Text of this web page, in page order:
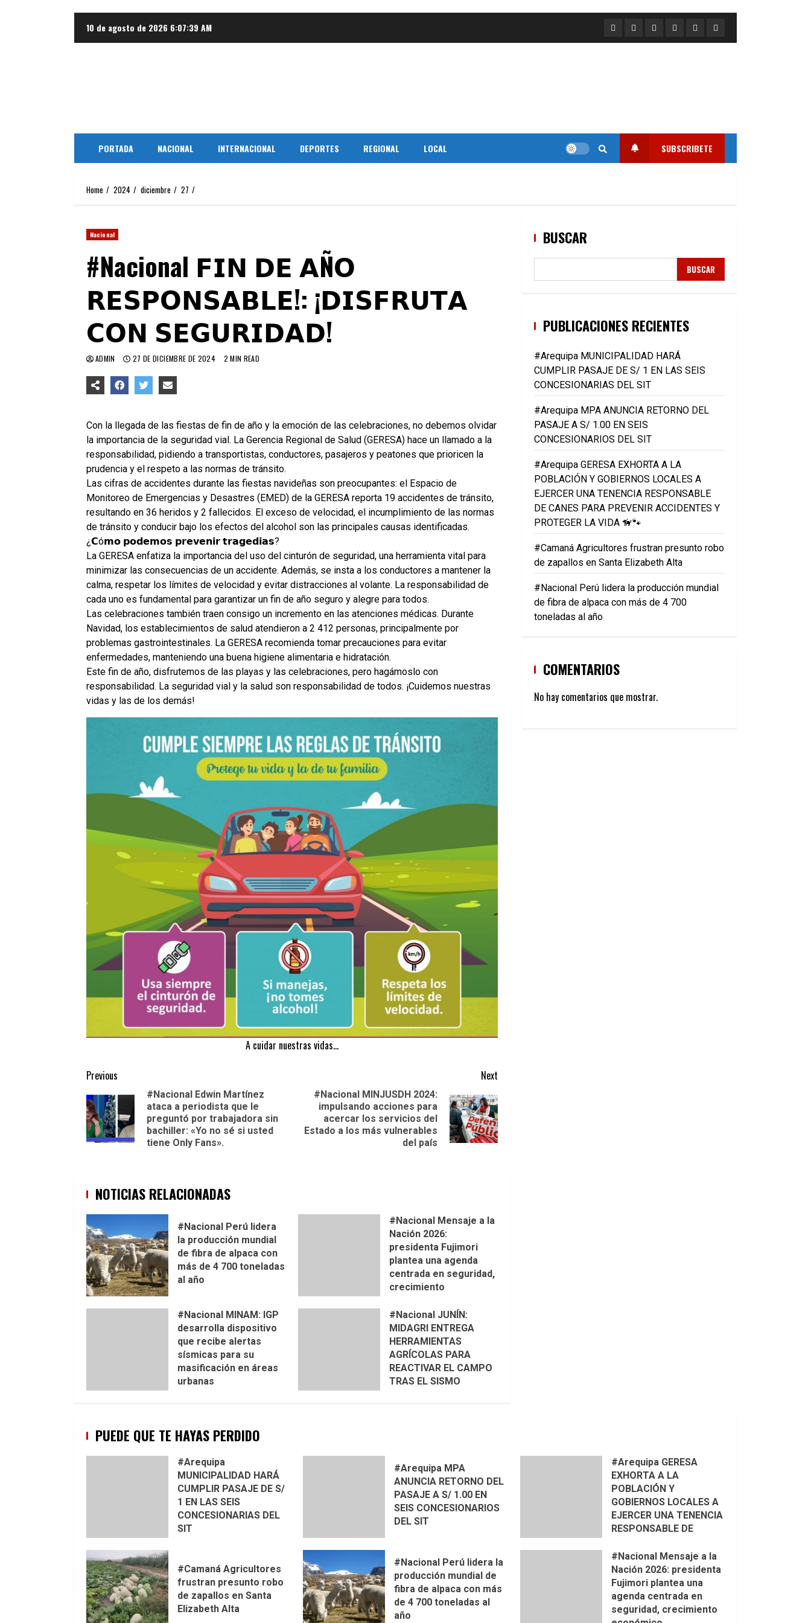
10 de agosto de 2026 6:07:39 AM PortadaNacionalInternacional
DeportesRegional
Local
PORTADA NACIONAL INTERNACIONAL DEPORTES REGIONAL LOCAL SUBSCRIBETE
Home 2024 diciembre 27
Nacional
#Nacional 𝗙𝗜𝗡 𝗗𝗘 𝗔Ñ𝗢
𝗥𝗘𝗦𝗣𝗢𝗡𝗦𝗔𝗕𝗟𝗘!: ¡𝗗𝗜𝗦𝗙𝗥𝗨𝗧𝗔
𝗖𝗢𝗡 𝗦𝗘𝗚𝗨𝗥𝗜𝗗𝗔𝗗!
ADMIN 27 DE DICIEMBRE DE 2024 2 MIN READ
Con la llegada de las fiestas de fin de año y la emoción de las celebraciones, no debemos olvidar
la importancia de la seguridad vial. La Gerencia Regional de Salud (GERESA) hace un llamado a la
responsabilidad, pidiendo a transportistas, conductores, pasajeros y peatones que prioricen la
prudencia y el respeto a las normas de tránsito.
Las cifras de accidentes durante las fiestas navideñas son preocupantes: el Espacio de
Monitoreo de Emergencias y Desastres (EMED) de la GERESA reporta 19 accidentes de tránsito,
resultando en 36 heridos y 2 fallecidos. El exceso de velocidad, el incumplimiento de las normas
de tránsito y conducir bajo los efectos del alcohol son las principales causas identificadas.
¿𝗖ó𝗺𝗼 𝗽𝗼𝗱𝗲𝗺𝗼𝘀 𝗽𝗿𝗲𝘃𝗲𝗻𝗶𝗿 𝘁𝗿𝗮𝗴𝗲𝗱𝗶𝗮𝘀?
La GERESA enfatiza la importancia del uso del cinturón de seguridad, una herramienta vital para
minimizar las consecuencias de un accidente. Además, se insta a los conductores a mantener la
calma, respetar los límites de velocidad y evitar distracciones al volante. La responsabilidad de
cada uno es fundamental para garantizar un fin de año seguro y alegre para todos.
Las celebraciones también traen consigo un incremento en las atenciones médicas. Durante
Navidad, los establecimientos de salud atendieron a 2 412 personas, principalmente por
problemas gastrointestinales. La GERESA recomienda tomar precauciones para evitar
enfermedades, manteniendo una buena higiene alimentaria e hidratación.
Este fin de año, disfrutemos de las playas y las celebraciones, pero hagámoslo con
responsabilidad. La seguridad vial y la salud son responsabilidad de todos. ¡Cuidemos nuestras
vidas y las de los demás!
A cuidar nuestras vidas…
Continue
Reading
Previous
Previous
post:
#Nacional Edwin Martínez
ataca a periodista que le
preguntó por trabajadora sin
bachiller: «Yo no sé si usted
tiene Only Fans».
Next
post:
#Nacional MINJUSDH 2024:
impulsando acciones para
acercar los servicios del
Estado a los más vulnerables
del país
NOTICIAS RELACIONADAS
#Nacional Perú lidera
la producción mundial
de fibra de alpaca con
más de 4 700 toneladas
al año
#Nacional Mensaje a la
Nación 2026:
presidenta Fujimori
plantea una agenda
centrada en seguridad,
crecimiento
modernización del
Estado y respuesta al
fenómeno de El Niño
#Nacional MINAM: IGP
desarrolla dispositivo
que recibe alertas
sísmicas para su
masificación en áreas
urbanas
#Nacional JUNÍN:
MIDAGRI ENTREGA
HERRAMIENTAS
AGRÍCOLAS PARA
REACTIVAR EL CAMPO
TRAS EL SISMO
BUSCAR
BUSCAR
PUBLICACIONES RECIENTES
#Arequipa MUNICIPALIDAD HARÁ
CUMPLIR PASAJE DE S/ 1 EN LAS SEIS
CONCESIONARIAS DEL SIT
#Arequipa MPA ANUNCIA RETORNO DEL
PASAJE A S/ 1.00 EN SEIS
CONCESIONARIOS DEL SIT
#Arequipa GERESA EXHORTA A LA
POBLACIÓN Y GOBIERNOS LOCALES A
EJERCER UNA TENENCIA RESPONSABLE
DE CANES PARA PREVENIR ACCIDENTES Y
PROTEGER LA VIDA 🦮🐾
#Camaná Agricultores frustran presunto robo
de zapallos en Santa Elizabeth Alta
#Nacional Perú lidera la producción mundial
de fibra de alpaca con más de 4 700
toneladas al año
COMENTARIOS
No hay comentarios que mostrar.
PUEDE QUE TE HAYAS PERDIDO
#Arequipa
MUNICIPALIDAD HARÁ
CUMPLIR PASAJE DE S/
1 EN LAS SEIS
CONCESIONARIAS DEL
SIT
#Arequipa MPA
ANUNCIA RETORNO DEL
PASAJE A S/ 1.00 EN
SEIS CONCESIONARIOS
DEL SIT
#Arequipa GERESA
EXHORTA A LA
POBLACIÓN Y
GOBIERNOS LOCALES A
EJERCER UNA TENENCIA
RESPONSABLE DE
ACCIDENTES Y
PROTEGER LA VIDA 🦮🐾
#Camaná Agricultores
frustran presunto robo
de zapallos en Santa
Elizabeth Alta
#Nacional Perú lidera la
producción mundial de
fibra de alpaca con más
de 4 700 toneladas al
año
#Nacional Mensaje a la
Nación 2026: presidenta
Fujimori plantea una
agenda centrada en
seguridad, crecimiento